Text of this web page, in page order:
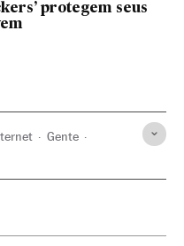
protegem seus
Gente